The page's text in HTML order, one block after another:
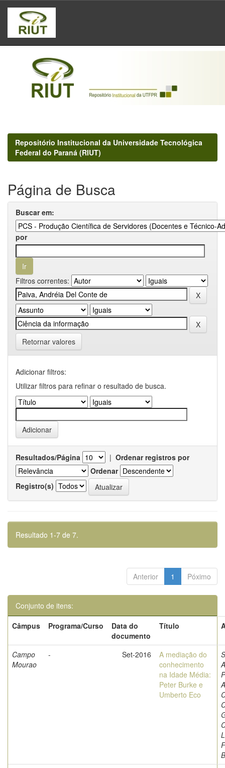
Skip
navigation
Repositório Institucional da Universidade Tecnológica
Federal do Paraná (RIUT)
Página de Busca
Buscar em:
por
Filtros correntes:
Retornar valores
Adicionar filtros:
Utilizar filtros para refinar o resultado de busca.
Resultados/Página | Ordenar registros por
Ordenar
Registro(s)
Resultado 1-7 de 7.
Anterior 1 Póximo
Conjunto de itens:
Câmpus
Programa/Curso
Data do
documento
Título
Campo
Mourao
- Set-2016
A mediação do
conhecimento
na Idade Média:
Peter Burke e
Umberto Eco